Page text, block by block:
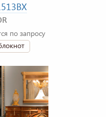
по запросу